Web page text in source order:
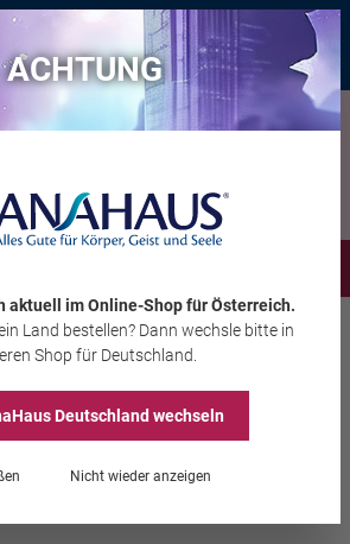
mit dem Vorteils-Codeeintauchen , gültig bis
11.08.2026
Rohstein
ACHTUNG
aktuell im Online-Shopfür Österreich.
Land bestellen? Dann wechsle bitte in
Shop für Deutschland
Deutschland wechseln
Nicht wieder anzeigen